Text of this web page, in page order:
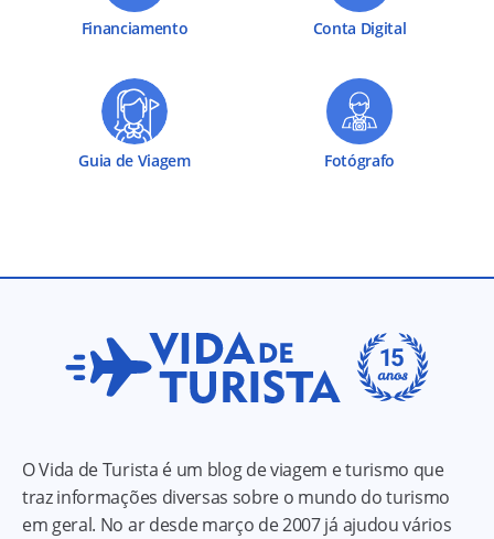
Financiamento Conta Digital
Guia de Viagem Fotógrafo
O Vida de Turista é um blog de viagem e turismo que
traz informações diversas sobre o mundo do turismo
em geral. No ar desde março de 2007 já ajudou vários